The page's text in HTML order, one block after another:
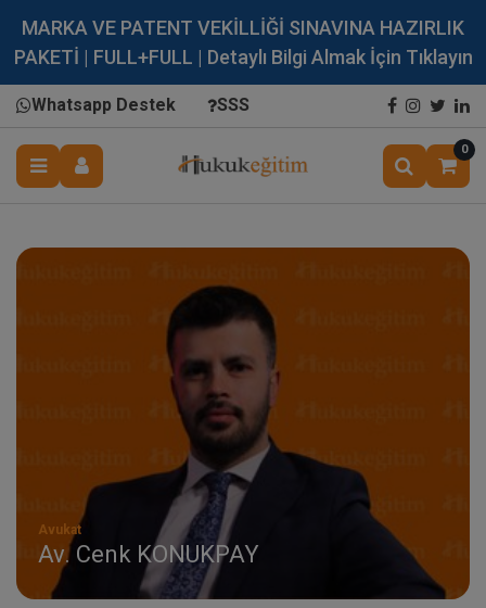
MARKA VE PATENT VEKİLLİĞİ SINAVINA HAZIRLIK
PAKETİ | FULL+FULL | Detaylı Bilgi Almak İçin Tıklayın
Whatsapp Destek SSS
0
Avukat
Av. Cenk KONUKPAY